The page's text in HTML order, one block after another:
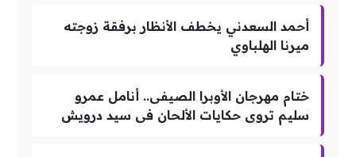
أحمد السعدني يخطف الأنظار برفقة زوجته
ميرنا الهلباوي
ختام مهرجان الأوبرا الصيفى.. أنامل عمرو
سليم تروى حكايات الألحان فى سيد درويش